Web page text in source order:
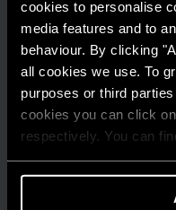
cookies to personalise
media features and to
behaviour. By clicking
all cookies we use. To
purposes or third
cookies you can click
respectively. You can